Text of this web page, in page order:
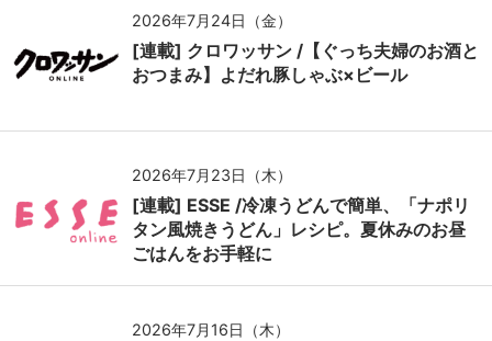
2026年7月24日（金）
[連載] クロワッサン /【ぐっち夫婦のお酒と
おつまみ】よだれ豚しゃぶ×ビール
2026年7月23日（木）
[連載] ESSE /冷凍うどんで簡単、「ナポリ
タン風焼きうどん」レシピ。夏休みのお昼
ごはんをお手軽に
2026年7月16日（木）